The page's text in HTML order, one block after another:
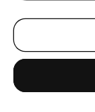
för
SHORTS